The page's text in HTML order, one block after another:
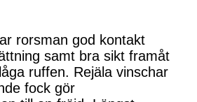
rorsman god kontakt
samt bra sikt framåt
ruffen. Rejäla vinschar
fock gör